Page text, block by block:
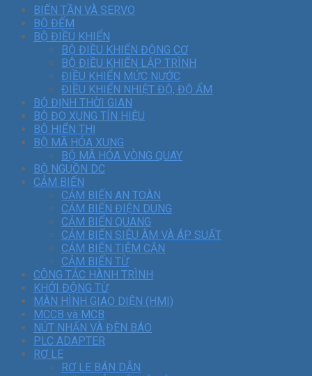
BIẾN TẦN VÀ SERVO
BỘ ĐẾM
BỘ ĐIỀU KHIỂN
BỘ ĐIỀU KHIỂN ĐỘNG CƠ
BỘ ĐIỀU KHIỂN LẬP TRÌNH
ĐIỀU KHIỂN MỨC NƯỚC
ĐIỀU KHIỂN NHIỆT ĐỘ, ĐỘ ẨM
BỘ ĐỊNH THỜI GIAN
BỘ ĐO XUNG TÍN HIỆU
BỘ HIỂN THỊ
BỘ MÃ HÓA XUNG
BỘ MÃ HÓA VÒNG QUAY
BỘ NGUỒN DC
CẢM BIẾN
CẢM BIẾN AN TOÀN
CẢM BIẾN ĐIỆN DUNG
CẢM BIẾN QUANG
CẢM BIẾN SIÊU ÂM VÀ ÁP SUẤT
CẢM BIẾN TIỆM CẬN
CẢM BIẾN TỪ
CÔNG TẮC HÀNH TRÌNH
KHỞI ĐỘNG TỪ
MÀN HÌNH GIAO DIỆN (HMI)
MCCB và MCB
NÚT NHẤN VÀ ĐÈN BÁO
PLC ADAPTER
RƠ LE
RƠ LE BÁN DẪN